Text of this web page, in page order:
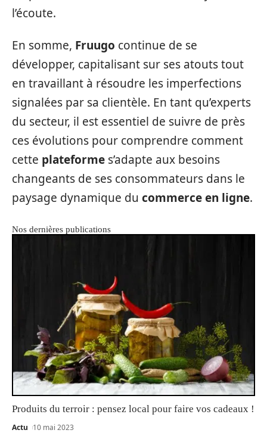
l’écoute.
En somme, Fruugo continue de se
développer, capitalisant sur ses atouts tout
en travaillant à résoudre les imperfections
signalées par sa clientèle. En tant qu’experts
du secteur, il est essentiel de suivre de près
ces évolutions pour comprendre comment
cette plateforme s’adapte aux besoins
changeants de ses consommateurs dans le
paysage dynamique du commerce en ligne.
Nos dernières publications
Produits du terroir : pensez local pour faire vos cadeaux !
Actu 10 mai 2023